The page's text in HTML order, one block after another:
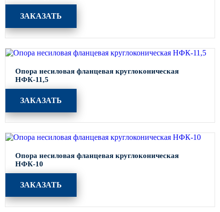
ЗАКАЗАТЬ
Опора несиловая фланцевая круглоконическая
НФК-11,5
ЗАКАЗАТЬ
Опора несиловая фланцевая круглоконическая
НФК-10
ЗАКАЗАТЬ